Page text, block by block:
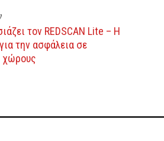
τον REDSCAN Lite – Η
την ασφάλεια σε
χώρους